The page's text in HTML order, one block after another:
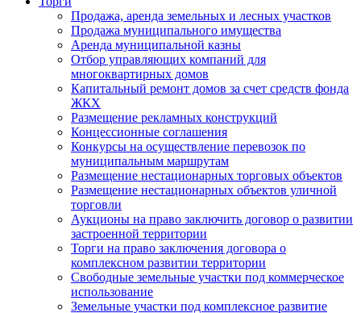
Продажа, аренда земельных и лесных участков
Продажа муниципального имущества
Аренда муниципальной казны
Отбор управляющих компаний для
многоквартирных домов
Капитальный ремонт домов за счет средств фонда
ЖКХ
Размещение рекламных конструкций
Концессионные соглашения
Конкурсы на осуществление перевозок по
муниципальным маршрутам
Размещение нестационарных торговых объектов
Размещение нестационарных объектов уличной
торговли
Аукционы на право заключить договор о развитии
застроенной территории
Торги на право заключения договора о
комплексном развитии территории
Свободные земельные участки под коммерческое
использование
Земельные участки под комплексное развитие